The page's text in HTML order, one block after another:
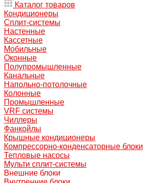
Каталог товаров
Кондиционеры
Сплит-системы
Настенные
Кассетные
Мобильные
Оконные
Полупромышленные
Канальные
Напольно-потолочные
Колонные
Промышленные
VRF системы
Чиллеры
Фанкойлы
Крышные кондиционеры
Компрессорно-конденсаторные блоки
Тепловые насосы
Мульти сплит-системы
Внешние блоки